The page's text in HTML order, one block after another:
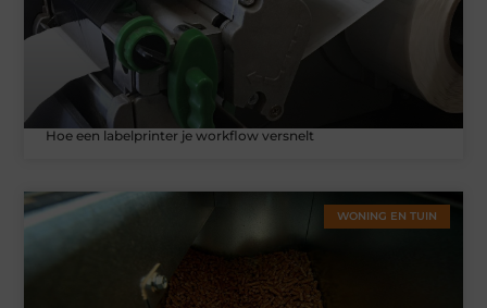
Hoe een labelprinter je workflow versnelt
WONING EN TUIN